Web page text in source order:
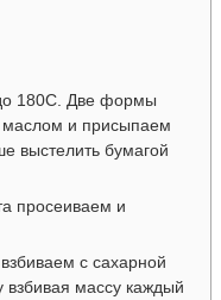
180С. Две формы
и присыпаем
выстелить бумагой
просеиваем и
с сахарной
массу каждый